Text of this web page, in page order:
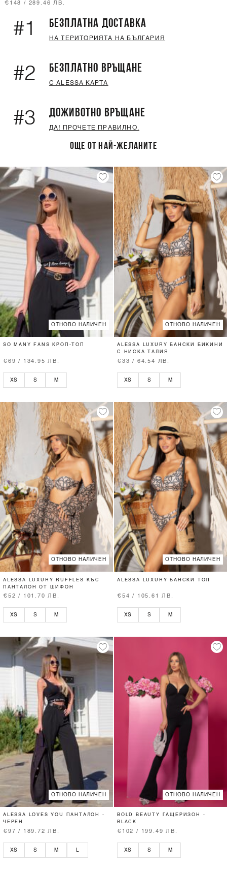
€148 / 289.46 ЛВ.
#1 БЕЗПЛАТНА ДОСТАВКА
НА ТЕРИТОРИЯТА НА БЪЛГАРИЯ
#2 БЕЗПЛАТНО ВРЪЩАНЕ
С ALESSA КАРТА
#3 ДОЖИВОТНО ВРЪЩАНЕ
ДА! ПРОЧЕТЕ ПРАВИЛНО.
ОЩЕ ОТ НАЙ-ЖЕЛАНИТЕ
ОТНОВО НАЛИЧЕН
SO MANY FANS КРОП-ТОП
€69 / 134.95 ЛВ.
XS S M
ОТНОВО НАЛИЧЕН
ALESSA LUXURY БАНСКИ БИКИНИ
С НИСКА ТАЛИЯ
€33 / 64.54 ЛВ.
XS S M
ОТНОВО НАЛИЧЕН
ALESSA LUXURY RUFFLES КЪС
ПАНТАЛОН ОТ ШИФОН
€52 / 101.70 ЛВ.
XS S M
ОТНОВО НАЛИЧЕН
ALESSA LUXURY БАНСКИ ТОП
€54 / 105.61 ЛВ.
XS S M
ОТНОВО НАЛИЧЕН
ALESSA LOVES YOU ПАНТАЛОН -
ЧЕРЕН
€97 / 189.72 ЛВ.
XS S M
ОТНОВО НАЛИЧЕН
BOLD BEAUTY ГАЩЕРИЗОН -
BLACK
€102 / 199.49 ЛВ.
XS S M